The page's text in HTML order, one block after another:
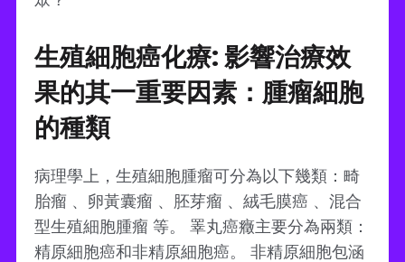
生殖細胞癌化療: 影響治療效
果的其一重要因素：腫瘤細胞
的種類
病理學上，生殖細胞腫瘤可分為以下幾類：畸
胎瘤 、卵黃囊瘤 、胚芽瘤 、絨毛膜癌 、混合
型生殖細胞腫瘤 等。 睪丸癌癥主要分為兩類：
精原細胞癌和非精原細胞癌。 非精原細胞包涵